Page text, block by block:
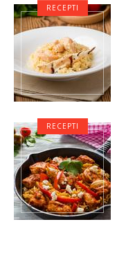
RECEPTI
RECEPTI